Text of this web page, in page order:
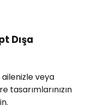
Dışa
veya
tasarımlarınızın